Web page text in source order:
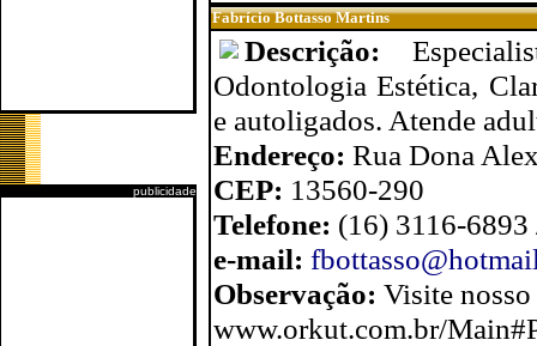
publicidade
Fabrício Bottasso Martins
Descrição:
Odontologia Estética,
e autoligados. Atende
Endereço: Rua Dona
CEP: 13560-290
Telefone: (16) 3116-
e-mail:
Observação: Visite
www.orkut.com.br/